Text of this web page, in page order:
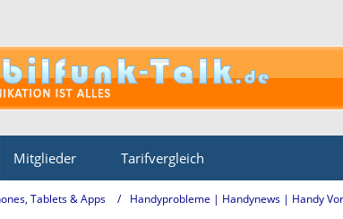
Mitglieder Tarifvergleich
Tablets & Apps Handyprobleme | Handynews | Handy